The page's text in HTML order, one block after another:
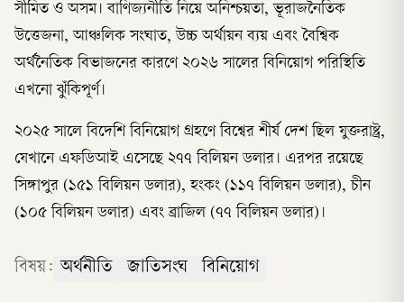
সীমিত ও অসম। বাণিজ্যনীতি নিয়ে অনিশ্চয়তা, ভূরাজনৈতিক
উত্তেজনা, আঞ্চলিক সংঘাত, উচ্চ অর্থায়ন ব্যয় এবং বৈশ্বিক
অর্থনৈতিক বিভাজনের কারণে ২০২৬ সালের বিনিয়োগ পরিস্থিতি
এখনো ঝুঁকিপূর্ণ।
২০২৫ সালে বিদেশি বিনিয়োগ গ্রহণে বিশ্বের শীর্ষ দেশ ছিল যুক্তরাষ্ট্র,
যেখানে এফডিআই এসেছে ২৭৭ বিলিয়ন ডলার। এরপর রয়েছে
সিঙ্গাপুর (১৫১ বিলিয়ন ডলার), হংকং (১১৭ বিলিয়ন ডলার), চীন
(১০৫ বিলিয়ন ডলার) এবং ব্রাজিল (৭৭ বিলিয়ন ডলার)।
বিষয়: অর্থনীতি জাতিসংঘ বিনিয়োগ